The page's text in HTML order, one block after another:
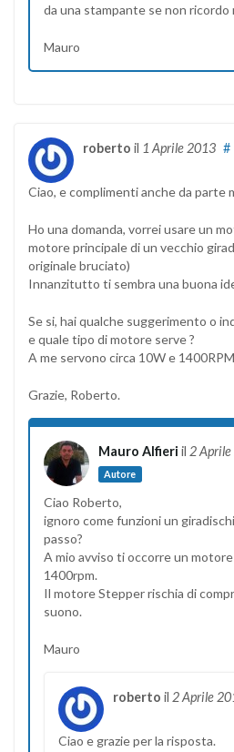
da una stampante se non ricordo
Mauro
roberto il 1 Aprile 2013 #
Ciao, e complimenti anche da parte
Ho una domanda, vorrei usare un
motore principale di un vecchio
originale bruciato)
Innanzitutto ti sembra una buona
Se si, hai qualche suggerimento o
e quale tipo di motore serve ?
A me servono circa 10W e
Grazie, Roberto.
Mauro Alfieri il 2
Autore
Ciao Roberto,
ignoro come funzioni un
passo?
A mio avviso ti occorre un
1400rpm.
Il motore Stepper rischia di
suono.
Mauro
roberto il 2 Aprile
Ciao e grazie per la risposta.